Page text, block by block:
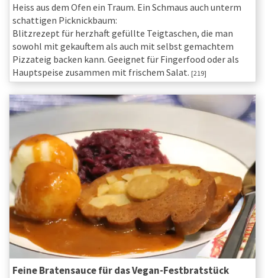
Heiss aus dem Ofen ein Traum. Ein Schmaus auch unterm
schattigen Picknickbaum:
Blitzrezept für herzhaft gefüllte Teigtaschen, die man
sowohl mit gekauftem als auch mit selbst gemachtem
Pizzateig backen kann. Geeignet für Fingerfood oder als
Hauptspeise zusammen mit frischem Salat. [219]
Feine Bratensauce für das Vegan-Festbratstück